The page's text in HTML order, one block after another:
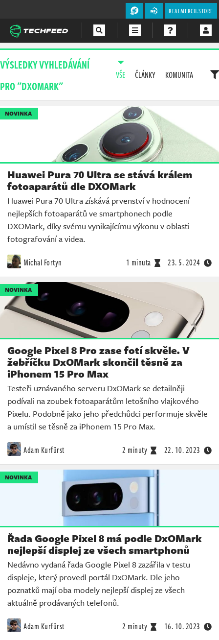
REALMERCH.STORE
Magazín
Videa
Soutěže
VÝSLEDKY VYHLEDÁVÁNÍ
PRO "DXOMARK"
VŠE ČLÁNKY KOMUNITA
NOVINKA
Huawei Pura 70 Ultra se stává králem
fotoaparátů dle DXOMark
Huawei Pura 70 Ultra získává prvenství v hodnocení
nejlepších fotoaparátů ve smartphonech podle
DXOMark, díky svému vynikajícímu výkonu v oblasti
fotografování a videa.
Michal Fortyn 1 minuta 23. 5. 2024
NOVINKA
Google Pixel 8 Pro zase fotí skvěle. V
žebříčku DxOMark skončil těsně za
iPhonem 15 Pro Max
Testeři uznávaného serveru DxOMark se detailněji
podívali na zoubek fotoaparátům letošního vlajkového
Pixelu. Podobně jako jeho předchůdci performuje skvěle
a umístil se těsně za iPhonem 15 Pro Max.
Adam Kurfürst 2 minuty 22. 10. 2023
NOVINKA
Řada Google Pixel 8 má podle DxOMark
nejlepší displej ze všech smartphonů
Nedávno vydaná řada Google Pixel 8 zazářila v testu
displeje, který provedl portál DxOMark. Dle jeho
poznatků mají oba modely nejlepší displej ze všech
aktuálně prodávaných telefonů.
Adam Kurfürst 2 minuty 16. 10. 2023